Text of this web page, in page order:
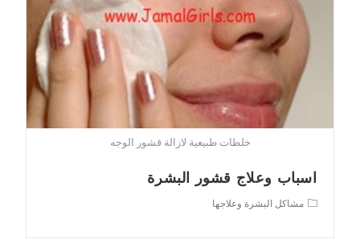
خلطات طبيعية لازالة قشور الوجه
اسباب وعلاج قشور البشرة
Postمشاكل البشرة وعلاجها